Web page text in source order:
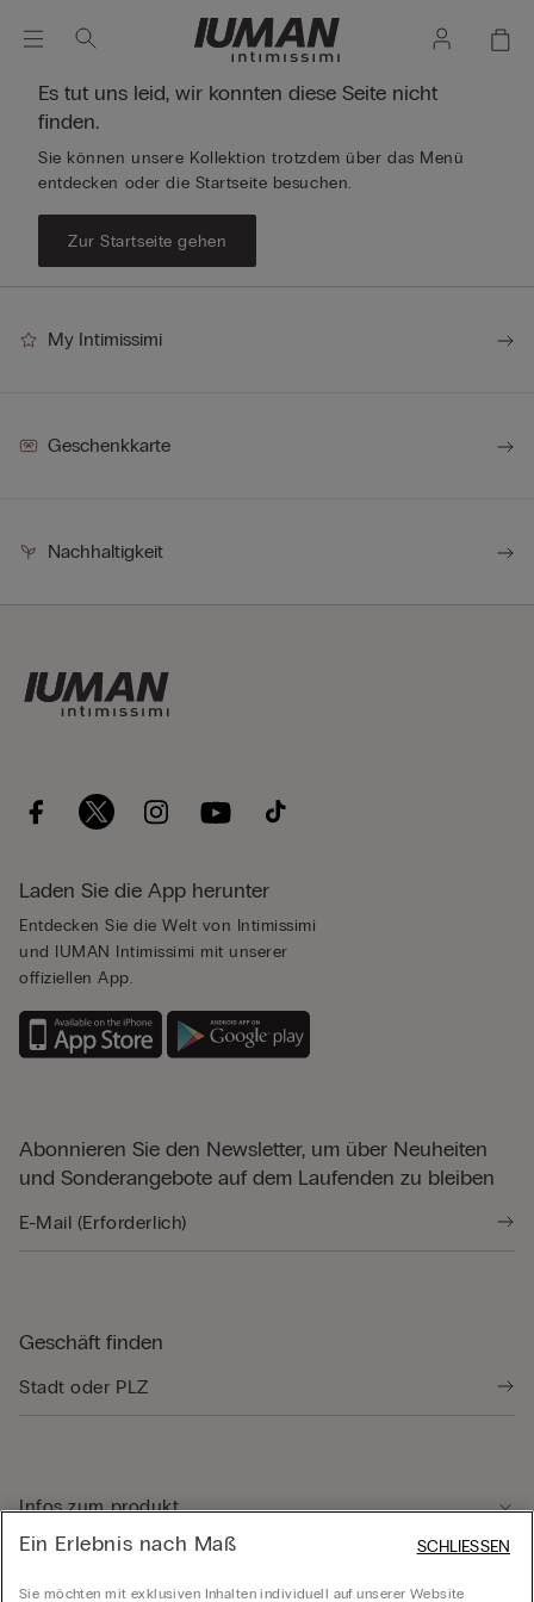
Es tut uns leid, wir konnten diese Seite nicht
finden.
Sie können unsere Kollektion trotzdem über das Menü
entdecken oder die Startseite besuchen.
Zur Startseite gehen
My Intimissimi
Geschenkkarte
Nachhaltigkeit
Laden Sie die App herunter
Entdecken Sie die Welt von Intimissimi
und IUMAN Intimissimi mit unserer
offiziellen App.
Abonnieren Sie den Newsletter, um über Neuheiten
und Sonderangebote auf dem Laufenden zu bleiben
Geschäft finden
Infos zum produkt
Ein Erlebnis nach Maß
Sie möchten mit exklusiven Inhalten individuell auf unserer Website
SCHLIESSEN